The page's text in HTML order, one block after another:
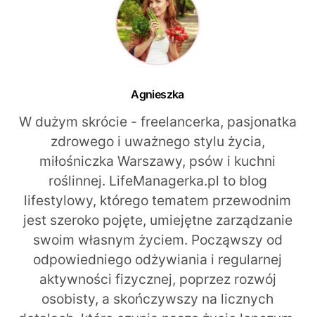
Agnieszka
W dużym skrócie - freelancerka, pasjonatka
zdrowego i uważnego stylu życia,
miłośniczka Warszawy, psów i kuchni
roślinnej. LifeManagerka.pl to blog
lifestylowy, którego tematem przewodnim
jest szeroko pojęte, umiejętne zarządzanie
swoim własnym życiem. Począwszy od
odpowiedniego odżywiania i regularnej
aktywności fizycznej, poprzez rozwój
osobisty, a skończywszy na licznych